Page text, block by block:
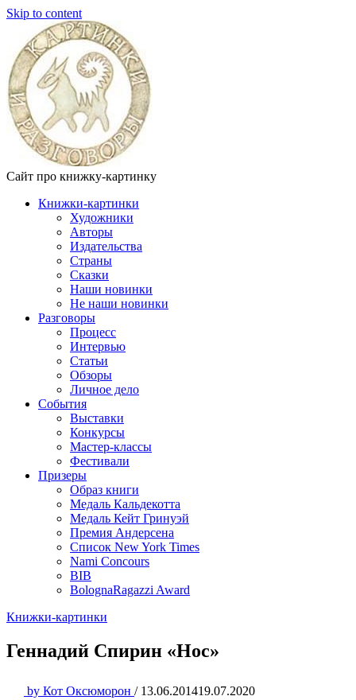
Skip to content
Сайт про книжку-картинку
Книжки-картинки
Художники
Авторы
Издательства
Страны
Сказки
Наши новинки
Не наши новинки
Разговоры
Процесс
Интервью
Статьи
Обзоры
Личное дело
События
Выставки
Конкурсы
Мастер-классы
Фестивали
Призеры
Образ книги
Медаль Кальдекотта
Медаль Кейт Гринуэй
Премия Андерсена
Список New York Times
Nami Concours
BIB
BolognaRagazzi Award
Книжки-картинки
Геннадий Спирин «Нос»
by Кот Оксюморон / 13.06.201419.07.2020